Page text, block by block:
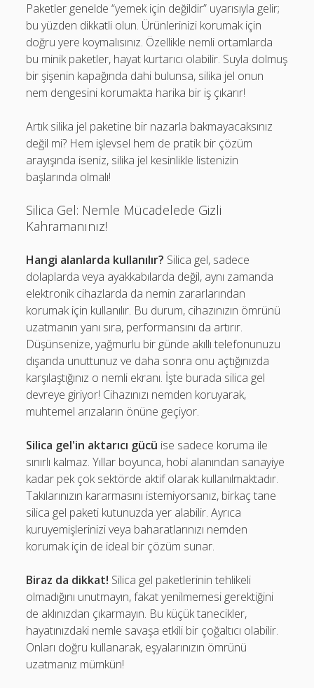
Paketler genelde “yemek için değildir” uyarısıyla gelir;
bu yüzden dikkatli olun. Ürünlerinizi korumak için
doğru yere koymalısınız. Özellikle nemli ortamlarda
bu minik paketler, hayat kurtarıcı olabilir. Suyla dolmuş
bir şişenin kapağında dahi bulunsa, silika jel onun
nem dengesini korumakta harika bir iş çıkarır!
Artık silika jel paketine bir nazarla bakmayacaksınız
değil mi? Hem işlevsel hem de pratik bir çözüm
arayışında iseniz, silika jel kesinlikle listenizin
başlarında olmalı!
Silica Gel: Nemle Mücadelede Gizli
Kahramanınız!
Hangi alanlarda kullanılır? Silica gel, sadece
dolaplarda veya ayakkabılarda değil, aynı zamanda
elektronik cihazlarda da nemin zararlarından
korumak için kullanılır. Bu durum, cihazınızın ömrünü
uzatmanın yanı sıra, performansını da artırır.
Düşünsenize, yağmurlu bir günde akıllı telefonunuzu
dışarıda unuttunuz ve daha sonra onu açtığınızda
karşılaştığınız o nemli ekranı. İşte burada silica gel
devreye giriyor! Cihazınızı nemden koruyarak,
muhtemel arızaların önüne geçiyor.
Silica gel'in aktarıcı gücü ise sadece koruma ile
sınırlı kalmaz. Yıllar boyunca, hobi alanından sanayiye
kadar pek çok sektörde aktif olarak kullanılmaktadır.
Takılarınızın kararmasını istemiyorsanız, birkaç tane
silica gel paketi kutunuzda yer alabilir. Ayrıca
kuruyemişlerinizi veya baharatlarınızı nemden
korumak için de ideal bir çözüm sunar.
Biraz da dikkat! Silica gel paketlerinin tehlikeli
olmadığını unutmayın, fakat yenilmemesi gerektiğini
de aklınızdan çıkarmayın. Bu küçük tanecikler,
hayatınızdaki nemle savaşa etkili bir çoğaltıcı olabilir.
Onları doğru kullanarak, eşyalarınızın ömrünü
uzatmanız mümkün!